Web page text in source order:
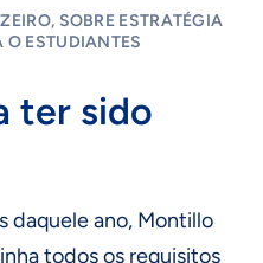
SOBRE ESTRATÉGIA
O ESTUDIANTES
ter sido
daquele ano, Montillo
todos os requisitos